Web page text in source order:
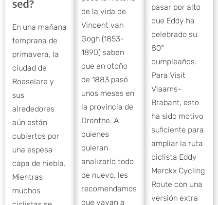
sed?
En una mañana
temprana de
primavera, la
ciudad de
Roeselare y
sus
alrededores
aún están
cubiertos por
una espesa
capa de niebla.
Mientras
muchos
de la vida de
Vincent van
Gogh (1853-
1890) saben
que en otoño
de 1883 pasó
unos meses en
la provincia de
Drenthe. A
quienes
quieran
analizarlo todo
de nuevo, les
recomendamos
que vayan a
pasar por alto
que Eddy ha
celebrado su
80º
cumpleaños.
Para Visit
Vlaams-
Brabant, esto
ha sido motivo
suficiente para
ampliar la ruta
ciclista Eddy
Merckx Cycling
Route con una
versión extra